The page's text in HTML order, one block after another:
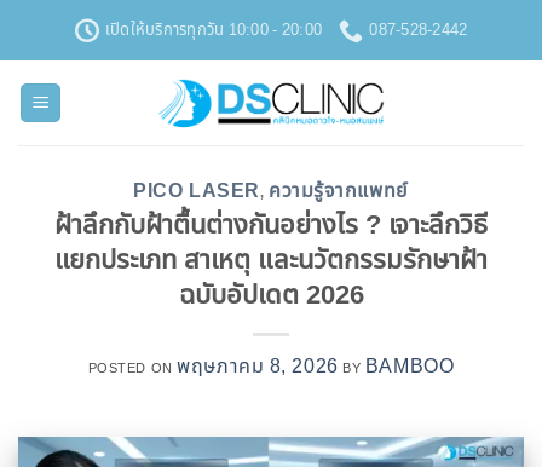
เนื้อหา
เปิดให้บริการทุกวัน 10:00 - 20:00 087-528-2442
PICO LASER, ความรู้จากแพทย์
ฝ้าลึกกับฝ้าตื้นต่างกันอย่างไร ? เจาะลึกวิธี
แยกประเภท สาเหตุ และนวัตกรรมรักษาฝ้า
ฉบับอัปเดต 2026
POSTED ONพฤษภาคม 8, 2026 BY BAMBOO